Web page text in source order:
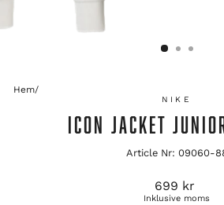
Hem/
NIKE
ICON JACKET
Article Nr: 09060-
Ordinarie
pris
699 kr
Inklusive moms